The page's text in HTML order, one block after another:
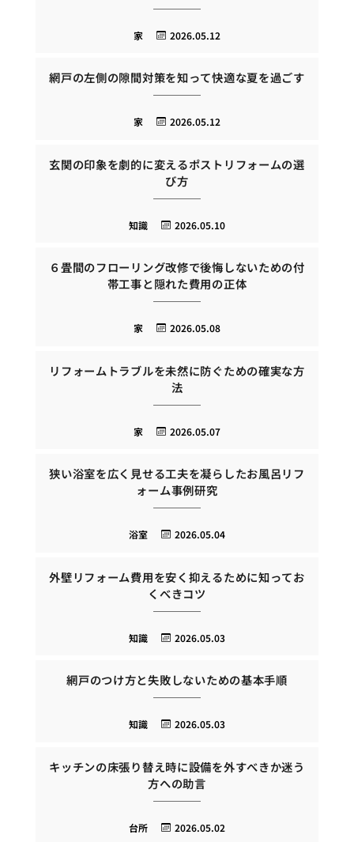
2026.05.12
家
網戸の左側の隙間対策を知って快適な夏を過ごす
2026.05.12
家
玄関の印象を劇的に変えるポストリフォームの選
び方
2026.05.10
知識
６畳間のフローリング改修で後悔しないための付
帯工事と隠れた費用の正体
2026.05.08
家
リフォームトラブルを未然に防ぐための確実な方
法
2026.05.07
家
狭い浴室を広く見せる工夫を凝らしたお風呂リフ
ォーム事例研究
2026.05.04
浴室
外壁リフォーム費用を安く抑えるために知ってお
くべきコツ
2026.05.03
知識
網戸のつけ方と失敗しないための基本手順
2026.05.03
知識
キッチンの床張り替え時に設備を外すべきか迷う
方への助言
2026.05.02
台所